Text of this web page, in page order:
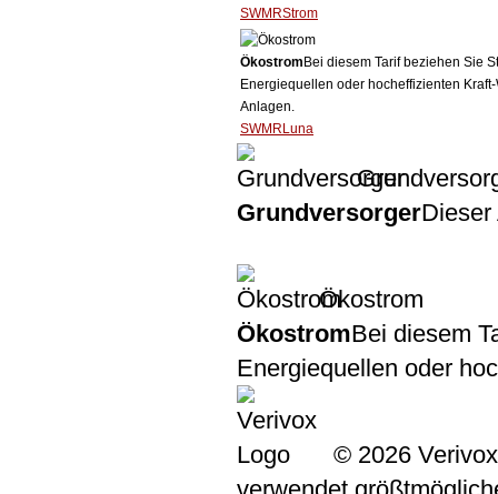
SWMRStrom
Ökostrom Bei diesem Tarif beziehen Sie
Energiequellen oder hocheffizienten
Anlagen.
SWMRLuna
GrundversorgerDieser
Ökostrom
ÖkostromBei diesem
Energiequellen oder
© 2026